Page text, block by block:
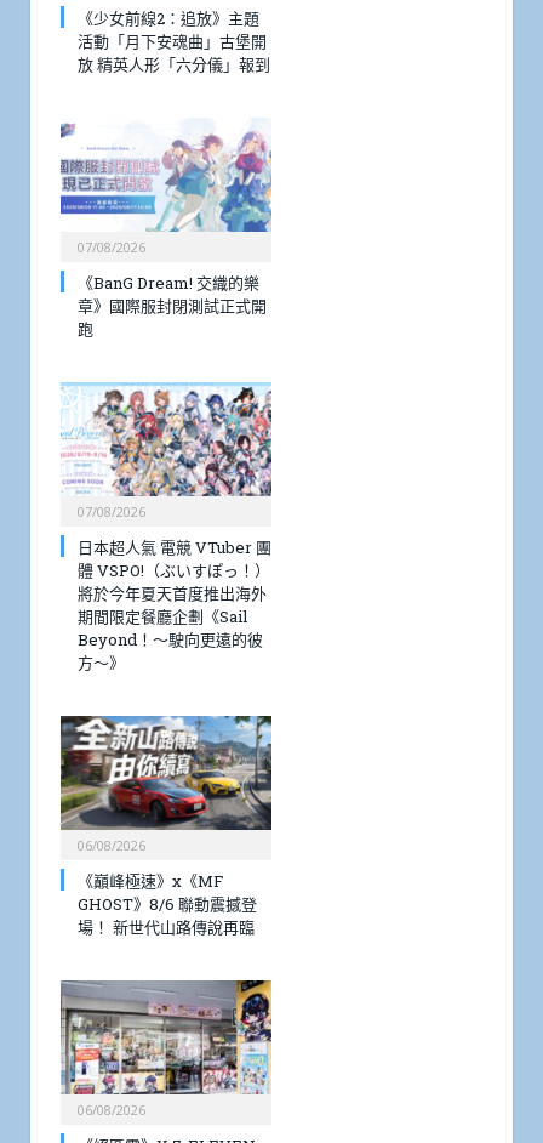
《少女前線2：追放》主題
活動「月下安魂曲」古堡開
放 精英人形「六分儀」報到
07/08/2026
《BanG Dream! 交織的樂
章》國際服封閉測試正式開
跑
07/08/2026
日本超人氣 電競 VTuber 團
體 VSPO!（ぶいすぽっ！）
將於今年夏天首度推出海外
期間限定餐廳企劃《Sail
Beyond！～駛向更遠的彼
方～》
06/08/2026
《巔峰極速》x《MF
GHOST》8/6 聯動震撼登
場！ 新世代山路傳說再臨
06/08/2026